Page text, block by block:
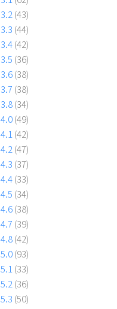
3.2(43)
3.3 (44)
3.4(42)
3.5 (36)
3.6(38)
3.7 (38)
3.8(34)
4.0(49)
4.1(42)
4.2(47)
4.3 (37)
4.4(33)
4.5 (34)
4.6(38)
4.7 (39)
4.8(42)
5.0(93)
5.1(33)
5.2(36)
5.3 (50)